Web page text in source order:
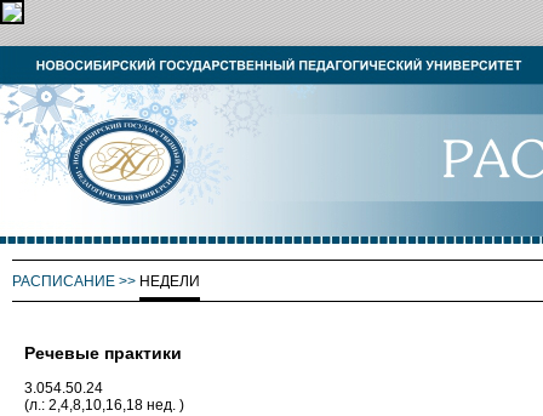
РАСПИСАНИЕ >> НЕДЕЛИ
Речевые практики
3.054.50.24
(л.: 2,4,8,10,16,18 нед. )